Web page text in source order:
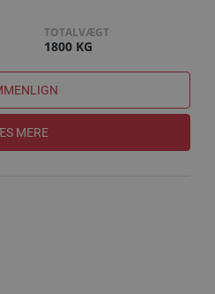
TOTALVÆGT
1800 KG
MERE